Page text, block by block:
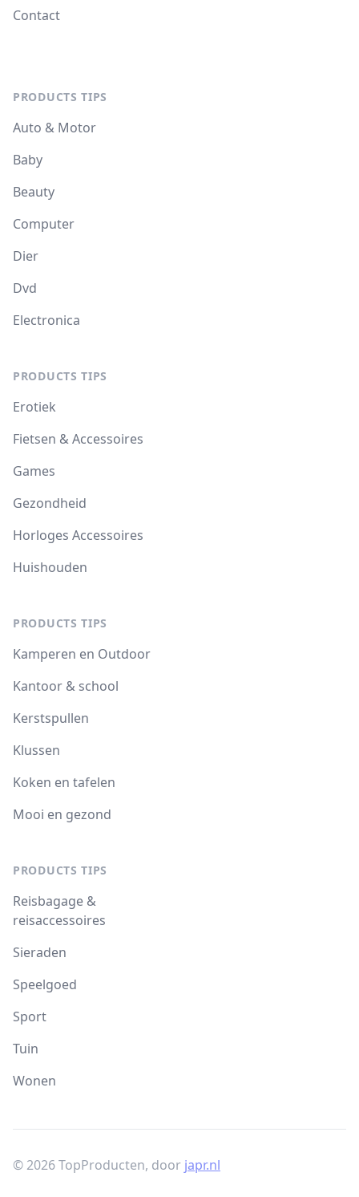
Contact
PRODUCTS TIPS
Auto & Motor
Baby
Beauty
Computer
Dier
Dvd
Electronica
PRODUCTS TIPS
Erotiek
Fietsen & Accessoires
Games
Gezondheid
Horloges Accessoires
Huishouden
PRODUCTS TIPS
Kamperen en Outdoor
Kantoor & school
Kerstspullen
Klussen
Koken en tafelen
Mooi en gezond
PRODUCTS TIPS
Reisbagage &
reisaccessoires
Sieraden
Speelgoed
Sport
Tuin
Wonen
© 2026 TopProducten, door japr.nl